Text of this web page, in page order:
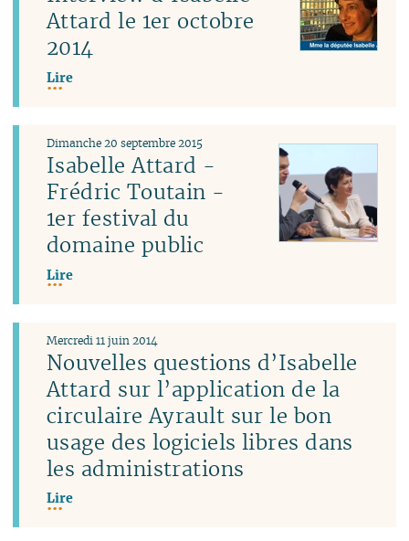
Attard le 1er octobre
2014
Lire
Isabelle Attard -
Frédric Toutain -
1er festival du
domaine public
Dimanche 20 septembre 2015
Lire
Nouvelles questions d’Isabelle
Attard sur l’application de la
circulaire Ayrault sur le bon
usage des logiciels libres dans
les administrations
Mercredi 11 juin 2014
Lire